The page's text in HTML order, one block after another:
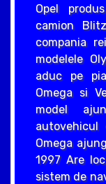
Opel
camion
compania
modelele
aduc pe
Omega si
model
Omega
1997 Are
sistem de